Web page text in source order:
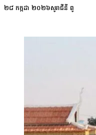
ទៅលើ ប្រធាននាយកដ្ឋាននគ
និងជាវិធានការចាំបាច់ ដើម្បី
ក្នុងការស្វែងរកយុត្តិធម៌ និង
ភារកិច្ចក្នុងករណីនេះ ដើម្បី
បទបញ្ជាកងកម្លាំងនគរបាល
វីដេអូលើបណ្ដាញសង្គម ដោយ
បញ្ជាក់ថា ការនាំខ្លួនបុគ្គ
សាកសួរធ្វើឡើងក្នុងគោលបំ
២៨ កក្កដា ២០២៦សូរាជីនី ពូ